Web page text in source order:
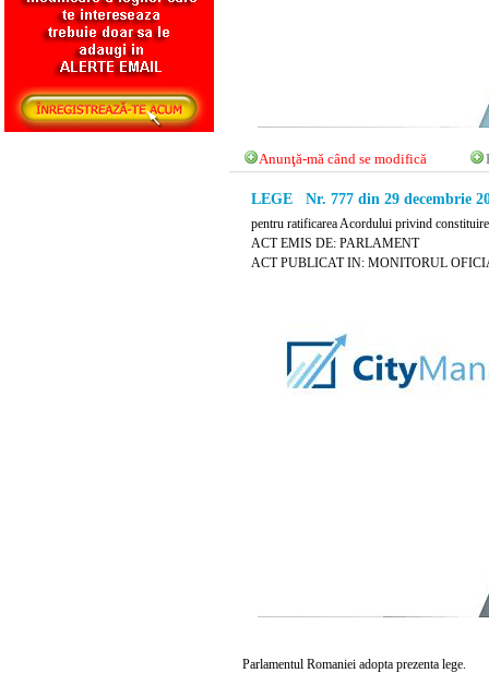
Anunţă-mă când se modifică
LEGE Nr. 777 din 29 decembrie
pentru ratificarea Acordului privind
ACT EMIS DE: PARLAMENT
ACT PUBLICAT IN: MONITORUL
Parlamentul Romaniei adopta prezenta lege.